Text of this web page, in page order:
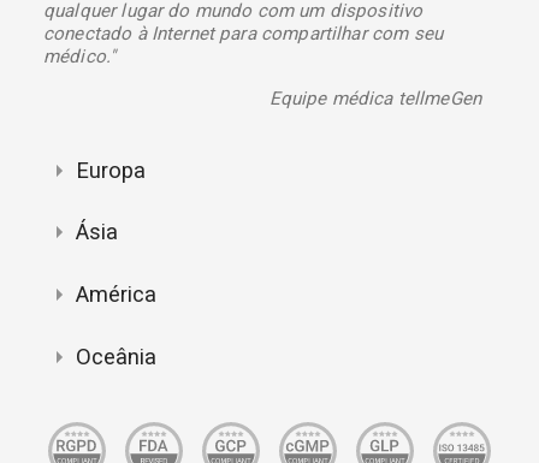
qualquer lugar do mundo com um dispositivo
conectado à Internet para compartilhar com seu
médico."
Equipe médica tellmeGen
Europa
Ásia
América
Oceânia